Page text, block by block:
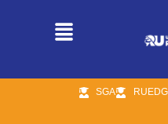
SGA